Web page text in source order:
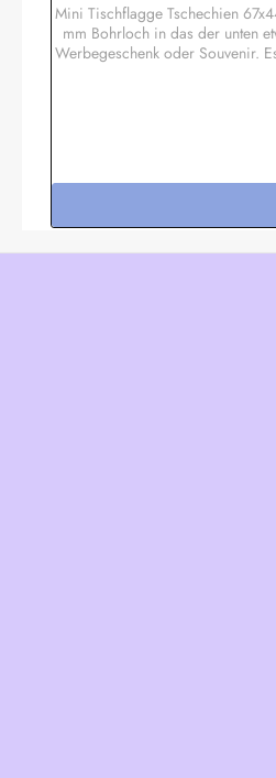
Mini Tischflagge Tschechien
mm Bohrloch in das der unten
Werbegeschenk oder Souvenir.